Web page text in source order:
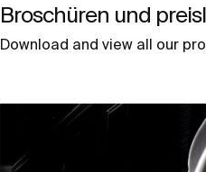
Broschüren und
Download and view all our